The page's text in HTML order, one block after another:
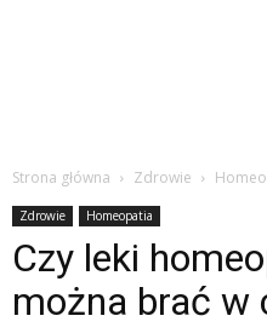
Strona główna Zdrowie
Zdrowie Homeopatia
Czy leki
można brać w